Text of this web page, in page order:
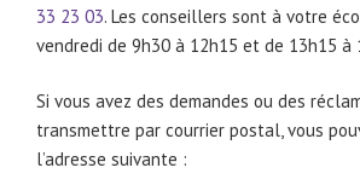
33 23 03. Les conseillers sont à votre
vendredi de 9h30 à 12h15 et de 13h15 à
Si vous avez des demandes ou des
transmettre par courrier postal, vous
l’adresse suivante :